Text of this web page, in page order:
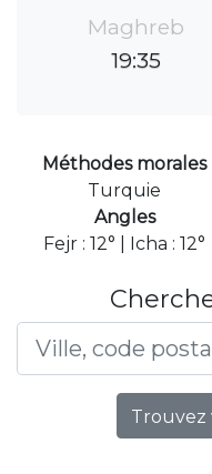
Maghreb
19:35
Méthodes morales
Turquie
Angles
Fejr : 12° | Icha : 12°
Trouvez